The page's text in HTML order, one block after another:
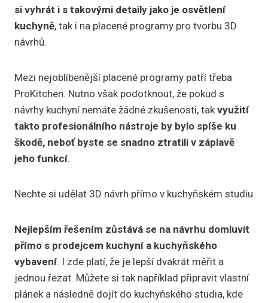
si vyhrát i s takovými detaily jako je osvětlení
kuchyně, tak i na placené programy pro tvorbu 3D
návrhů.
Mezi nejoblíbenější placené programy patří třeba
ProKitchen. Nutno však podotknout, že pokud s
návrhy kuchyní nemáte žádné zkušenosti, tak využití
takto profesionálního nástroje by bylo spíše ku
škodě, neboť byste se snadno ztratili v záplavě
jeho funkcí.
Nechte si udělat 3D návrh přímo v kuchyňském studiu
Nejlepším řešením zůstává se na návrhu domluvit
přímo s prodejcem kuchyní a kuchyňského
vybavení. I zde platí, že je lepší dvakrát měřit a
jednou řezat. Můžete si tak například připravit vlastní
plánek a následně dojít do kuchyňského studia, kde